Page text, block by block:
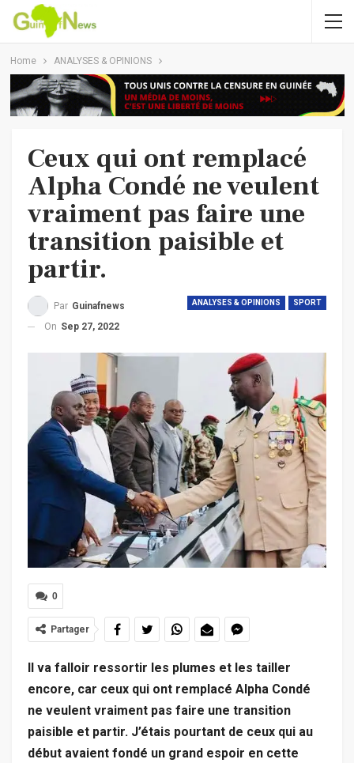
Home ANALYSES & OPINIONS
Ceux qui ont remplacé
Alpha Condé ne veulent
vraiment pas faire une
transition paisible et
partir.
ANALYSES & OPINIONS SPORT
Par Guinafnews
On Sep 27, 2022
0
Partager
Il va falloir ressortir les plumes et les tailler
encore, car ceux qui ont remplacé Alpha Condé
ne veulent vraiment pas faire une transition
paisible et partir. J’étais pourtant de ceux qui au
début avaient fondé un grand espoir en cette